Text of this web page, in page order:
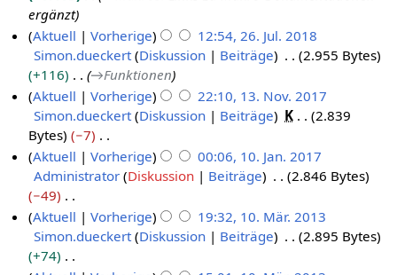
z
2
J
1
ergänzt
Aktuell
Vorherige
12:54, 26. Jul. 2018
Simon.dueckert Diskussion Beiträge
2.955 Bytes
+116
→Funktionen
v
Aktuell Vorherige
22:10, 13. Nov. 2017
Simon.dueckert Diskussion Beiträge K
2.839
Bytes
−7
K
e
i
n
e
B
e
Aktuell Vorherige
00:06, 10. Jan. 2017
Administrator Diskussion Beiträge
2.846 Bytes
−49
K
e
i
Aktuell Vorherige
19:32, 10. Mär. 2013
Simon.dueckert Diskussion Beiträge
2.895 Bytes
+74